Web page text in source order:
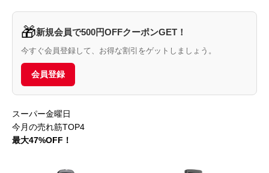
🎁新規会員で500円OFFクーポンGET！
今すぐ会員登録して、お得な割引をゲットしましょう。
会員登録
スーパー金曜日
今月の売れ筋TOP4
最大47%OFF！